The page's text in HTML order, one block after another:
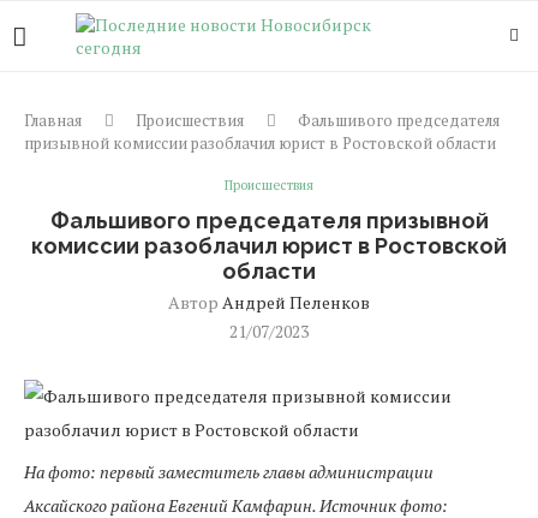
Главная Происшествия
Фальшивого председателя
призывной комиссии разоблачил юрист в Ростовской области
Происшествия
Фальшивого председателя призывной
комиссии разоблачил юрист в Ростовской
области
Автор Андрей Пеленков
21/07/2023
На фото: первый заместитель главы администрации
Аксайского района Евгений Камфарин. Источник фото: